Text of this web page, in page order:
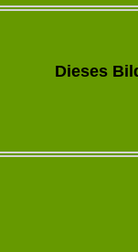
Dieses